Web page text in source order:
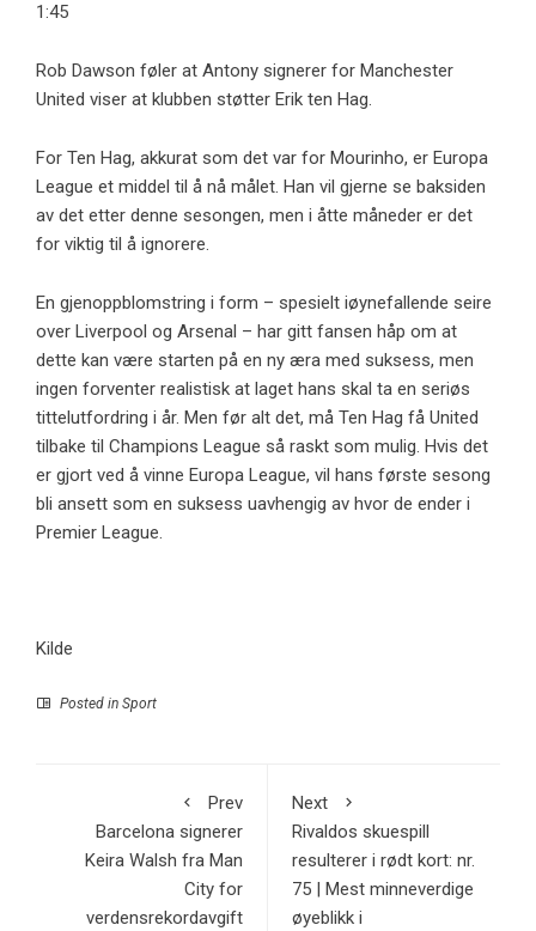
1:45
Rob Dawson føler at Antony signerer for Manchester
United viser at klubben støtter Erik ten Hag.
For Ten Hag, akkurat som det var for Mourinho, er Europa
League et middel til å nå målet. Han vil gjerne se baksiden
av det etter denne sesongen, men i åtte måneder er det
for viktig til å ignorere.
En gjenoppblomstring i form – spesielt iøynefallende seire
over Liverpool og Arsenal – har gitt fansen håp om at
dette kan være starten på en ny æra med suksess, men
ingen forventer realistisk at laget hans skal ta en seriøs
tittelutfordring i år. Men før alt det, må Ten Hag få United
tilbake til Champions League så raskt som mulig. Hvis det
er gjort ved å vinne Europa League, vil hans første sesong
bli ansett som en suksess uavhengig av hvor de ender i
Premier League.
Kilde
Posted in Sport
Prev
Barcelona signerer
Keira Walsh fra Man
City for
verdensrekordavgift
Next
Rivaldos skuespill
resulterer i rødt kort: nr.
75 | Mest minneverdige
øyeblikk i